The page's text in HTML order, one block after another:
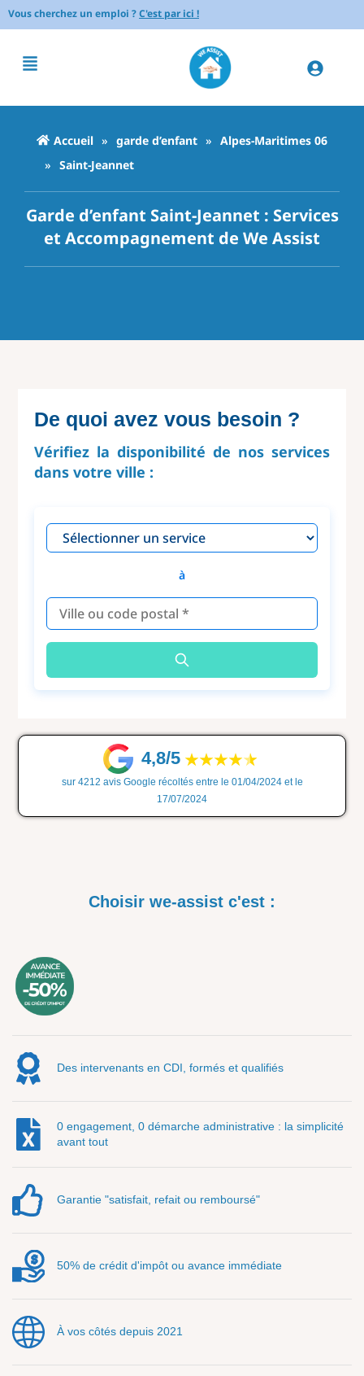
Vous cherchez un emploi ?C'est par ici !
Accueil » garde d’enfant » Alpes-Maritimes 06
» Saint-Jeannet
Garde d’enfant Saint-Jeannet : Services
et Accompagnement de We Assist
De quoi avez vous besoin ?
Vérifiez la disponibilité de nos services
dans votre ville :
à
4,8/5
sur 4212 avis Google récoltés entre le 01/04/2024 et le
17/07/2024
Choisir we-assist c'est :
Des intervenants en CDI, formés et qualifiés
0 engagement, 0 démarche administrative : la simplicité
avant tout
Garantie "satisfait, refait ou remboursé"
50% de crédit d'impôt ou avance immédiate
À vos côtés depuis 2021